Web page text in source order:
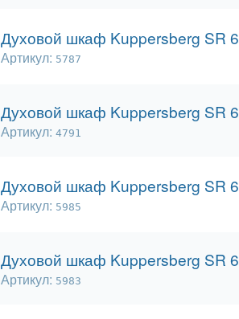
Духовой шкаф Kuppersberg SR
Артикул: 5787
Духовой шкаф Kuppersberg SR
Артикул: 4791
Духовой шкаф Kuppersberg SR
Артикул: 5985
Духовой шкаф Kuppersberg SR
Артикул: 5983